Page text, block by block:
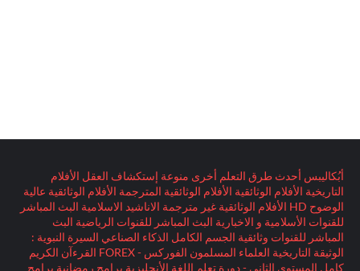
أبُكاليبس أحدث طرق التعلم أخرى منوعة إستكشاف العقل الأفلام
التاريخية الأفلام الوثائقية الأفلام الوثائقية المترجمة الأفلام الوثائقية عالية
الوضوح HD
الأفلام الوثائقية غير مترجمة الاناشيد الاسلامية البث المباشر
للقنوات الأسلامية و الاخبارية البث المباشر للقنوات الرياضية البث
المباشر للقنوات وثائقية الجسم الكامل الذكاء الصناعي السيرة النبوية :
الوثيقة التاريخية العلماء المسلمون الفوركس - FOREX
القرءآن الكريم
كامل المستوى الثاني - دورة تعلم اللغة الأنجليزية برامج رمضانية برامج